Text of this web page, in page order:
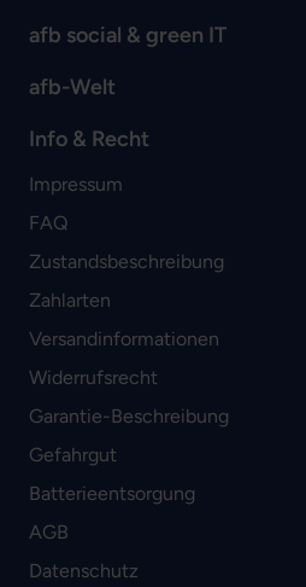
afb social & green IT
afb-Welt
Info & Recht
Impressum
FAQ
Zustandsbeschreibung
Zahlarten
Versandinformationen
Widerrufsrecht
Garantie-Beschreibung
Gefahrgut
Batterieentsorgung
AGB
Datenschutz